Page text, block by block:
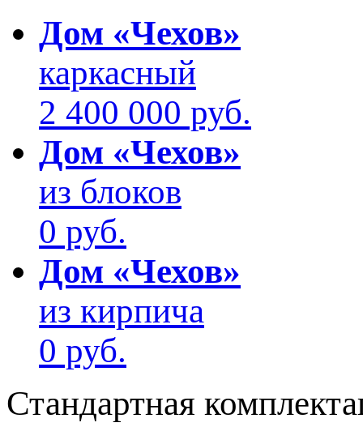
Дом «Чехов»
каркасный
2 400 000 руб.
Дом «Чехов»
из блоков
0 руб.
Дом «Чехов»
из кирпича
0 руб.
Стандартная